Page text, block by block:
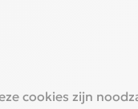
cookies zijn